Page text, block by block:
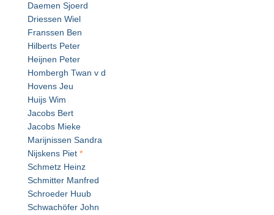
Daemen Sjoerd
Driessen Wiel
Franssen Ben
Hilberts Peter
Heijnen Peter
Hombergh Twan v d
Hovens Jeu
Huijs Wim
Jacobs Bert
Jacobs Mieke
Marijnissen Sandra
Nijskens Piet *
Schmetz Heinz
Schmitter Manfred
Schroeder Huub
Schwachöfer John